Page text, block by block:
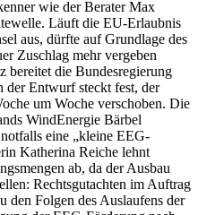
wie der Berater Max
Läuft die EU-Erlaubnis
aus, dürfte auf Grundlage des
Zuschlag mehr vergeben
bereitet die Bundesregierung
der Entwurf steckt fest, der
um Woche verschoben. Die
WindEnergie Bärbel
eine „kleine EEG-
Katherina Reiche lehnt
ab, da der Ausbau
Rechtsgutachten im Auftrag
den Folgen des Auslaufens der